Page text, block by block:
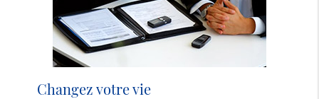
Changez votre vie